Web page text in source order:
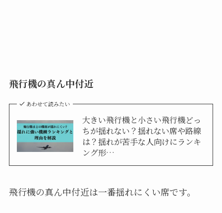
飛行機の真ん中付近
あわせて読みたい
大きい飛行機と小さい飛行機どっ
ちが揺れない？揺れない席や路線
は？揺れが苦手な人向けにランキ
ング形…
飛行機の真ん中付近は一番揺れにくい席です。